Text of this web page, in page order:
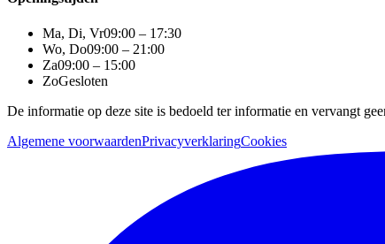
Ma, Di, Vr09:00 – 17:30
Wo, Do09:00 – 21:00
Za09:00 – 15:00
ZoGesloten
De informatie op deze site is bedoeld ter informatie en vervangt
Algemene voorwaardenPrivacyverklaringCookies